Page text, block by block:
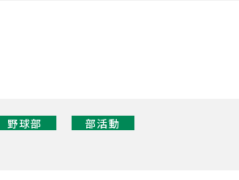
野球部 部活動